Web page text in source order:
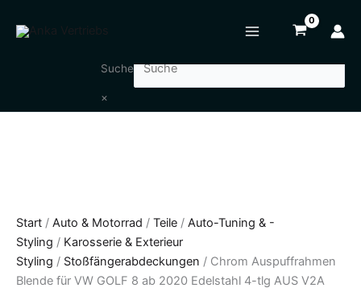
Inhalt
Suche
×
Start / Auto & Motorrad / Teile / Auto-Tuning & -
Styling / Karosserie & Exterieur
Styling / Stoßfängerabdeckungen / Chrom Auspuffrahmen
Blende für VW GOLF 8 ab 2020 Edelstahl 4-tlg AUS V2A
Auspuffrahmen
tlg
AUS
V2A
Menge